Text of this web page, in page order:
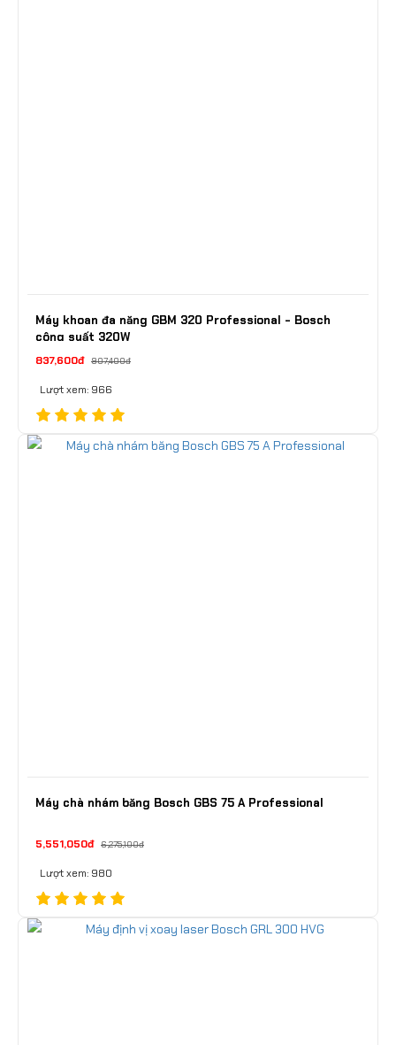
Máy khoan đa năng GBM 320 Professional - Bosch
công suất 320W
837,600đ 907,400đ
Lượt xem: 966
Máy chà nhám băng Bosch GBS 75 A Professional
5,551,050đ 6,275,100đ
Lượt xem: 980